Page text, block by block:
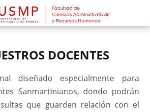
DOCENTES
diseñado especialmente para
Sanmartinianos, donde podrán
que guarden relación con el